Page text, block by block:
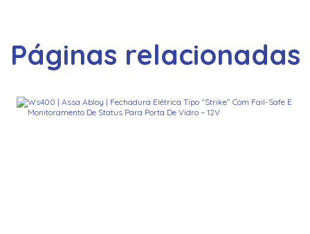
Páginas relacionadas